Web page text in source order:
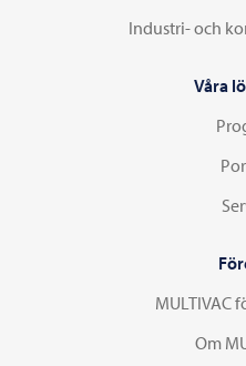
Industri- och
Våra
MULTIVAC
Om